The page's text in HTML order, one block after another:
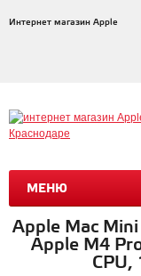
Интернет магазин Apple
МЕНЮ
Apple Mac
Apple M4
CPU,